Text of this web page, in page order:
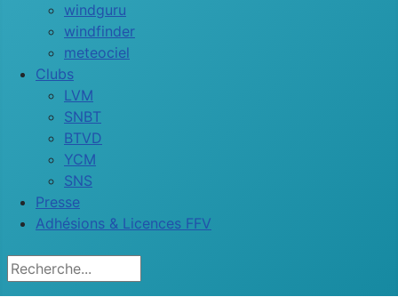
windguru
windfinder
meteociel
Clubs
LVM
SNBT
BTVD
YCM
SNS
Presse
Adhésions & Licences FFV
Rechercher